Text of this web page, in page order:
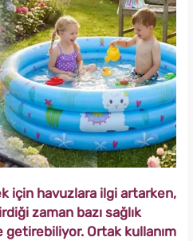
için havuzlara ilgi artarken,
zaman bazı sağlık
Ortak kullanım